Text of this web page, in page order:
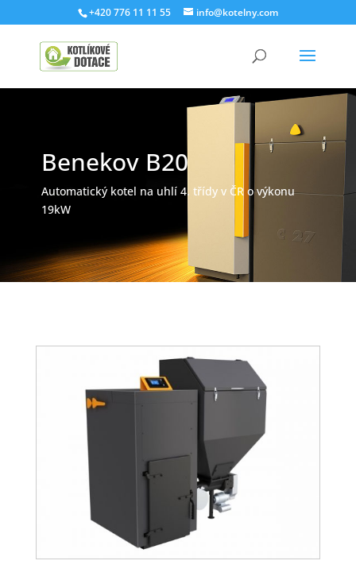
+420 776 11 11 55 info@kotelny.com
Benekov B20
Automatický kotel na uhlí 4. třídy v ČR o výkonu
19kW